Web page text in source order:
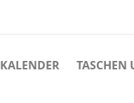
KALENDER TASCHEN